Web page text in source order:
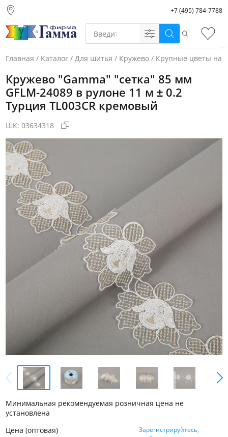
склад)
Санкт-Петербург
Екатеринбург
+7 (495) 784-7788
Поиск
Главная / Каталог / Для шитья / Кружево / Крупные цветы на
Фото товара
Кружево "Gamma" "сетка" 85 мм
GFLM-24089 в рулоне 11 м ± 0.2
Турция TL003CR кремовый
ШК: 03634318
Минимальная рекомендуемая розничная цена не
установлена
Цена (оптовая)
Зарегистрируйтесь,